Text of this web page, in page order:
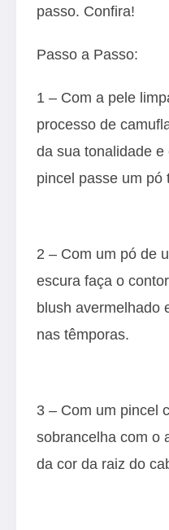
passo. Confira!
Passo a Passo:
1 – Com a pele
processo de
da sua tonalidade
pincel passe um pó
2 – Com um pó de
escura faça o
blush avermelhado
nas têmporas.
3 – Com um pincel
sobrancelha com o
da cor da raiz do